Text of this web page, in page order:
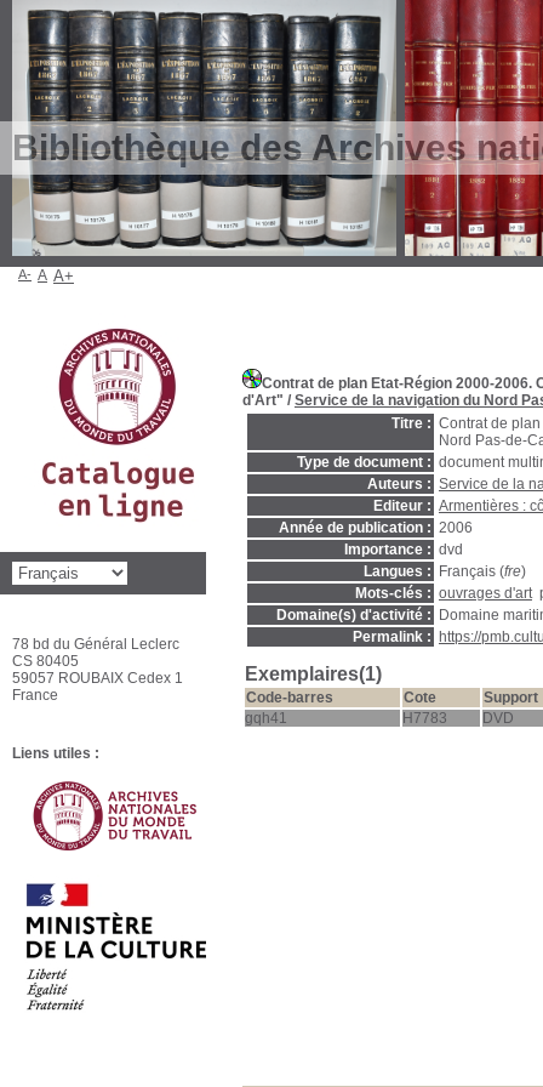
Bibliothèque des Archives
Contrat de plan Etat-Région 2000-2006.
d'Art" / Service de la navigation du Nord
Titre : Contrat de
Nord Pas-de-
Type de document : document
Auteurs : Service de la
Editeur : Armentières :
Année de publication : 2006
Importance : dvd
Langues :
Français (fre)
Mots-clés : ouvrages d'art
Domaine(s) d'activité :
Domaine
Permalink :
https://
Exemplaires(1)
Code-barres Cote
Support
gqh41
H7783 DVD
A- A A+
78 bd du Général Leclerc
CS 80405
59057 ROUBAIX Cedex 1
France
Liens utiles :